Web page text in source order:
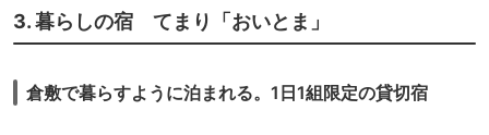
3. 暮らしの宿 てまり「おいとま」
倉敷で暮らすように泊まれる。1日1組限定の貸切宿